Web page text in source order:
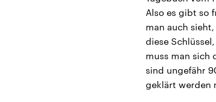
Also es gibt so
man auch
diese
muss man sich
sind ungefähr
geklärt werden